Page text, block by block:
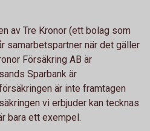
av Tre Kronor (ett bolag som
samarbetspartner när det gäller
Försäkring AB är
Sparbank är
är inte framtagen
vi erbjuder kan tecknas
bara ett exempel.